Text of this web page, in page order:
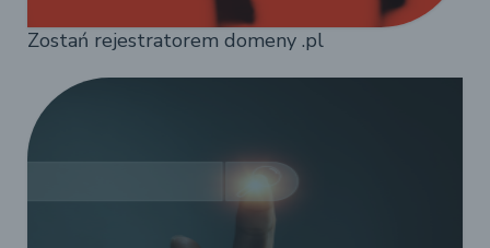
Zostań rejestratorem domeny .pl